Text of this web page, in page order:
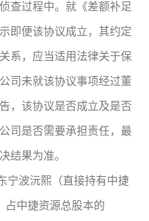
查过程中。就《差额补足
即便该协议成立，其约定
系，应当适用法律关于保
司未就该协议事项经过董
，该协议是否成立及是否
司是否需要承担责任，最
结果为准。
宁波沅熙（直接持有中捷
占中捷资源总股本的